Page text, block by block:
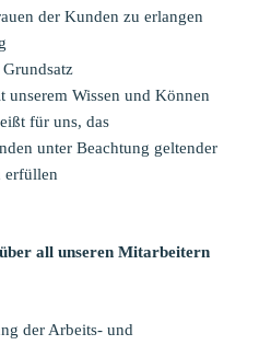
der Kunden zu erlangen
Wissen und Können
für uns, das
unter Beachtung geltender
erfüllen
all unseren Mitarbeitern
der Arbeits- und